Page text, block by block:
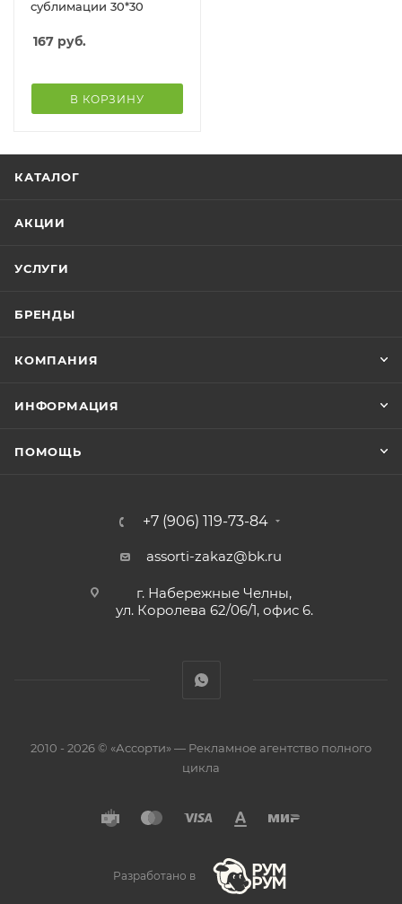
сублимации 30*30
167 руб.
В КОРЗИНУ
КАТАЛОГ
АКЦИИ
УСЛУГИ
БРЕНДЫ
КОМПАНИЯ
ИНФОРМАЦИЯ
ПОМОЩЬ
+7 (906) 119-73-84
assorti-zakaz@bk.ru
г. Набережные Челны,
ул. Королева 62/06/1, офис 6.
2010 - 2026 © «Ассорти» — Рекламное агентство полного
цикла
Разработано в